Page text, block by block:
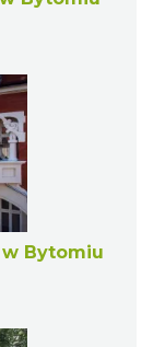
w Bytomiu